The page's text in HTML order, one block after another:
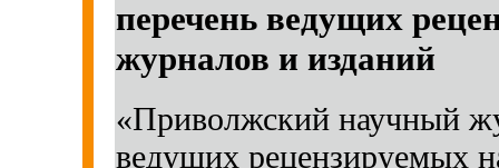
перечень ведущих
журналов и изданий
«Приволжский научный
ведущих рецензируемых